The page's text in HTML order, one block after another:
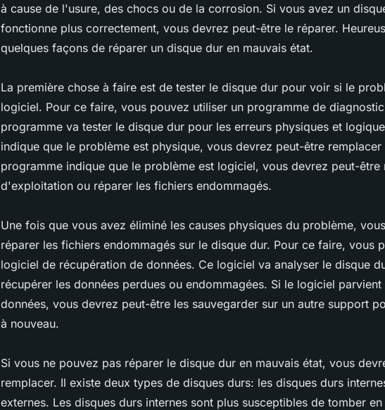
à cause de l'usure, des chocs ou de la corrosion. Si vous avez un
fonctionne plus correctement, vous devrez peut-être le réparer.
quelques façons de réparer un disque dur en mauvais état.
La première chose à faire est de tester le disque dur pour voir si le
logiciel. Pour ce faire, vous pouvez utiliser un programme de
programme va tester le disque dur pour les erreurs physiques et
indique que le problème est physique, vous devrez peut-être
programme indique que le problème est logiciel, vous devrez peut-être
d'exploitation ou réparer les fichiers endommagés.
Une fois que vous avez éliminé les causes physiques du problème,
réparer les fichiers endommagés sur le disque dur. Pour ce faire, vous
logiciel de récupération de données. Ce logiciel va analyser le disque
récupérer les données perdues ou endommagées. Si le logiciel
données, vous devrez peut-être les sauvegarder sur un autre support
à nouveau.
Si vous ne pouvez pas réparer le disque dur en mauvais état, vous
remplacer. Il existe deux types de disques durs: les disques durs
externes. Les disques durs internes sont plus susceptibles de tomber